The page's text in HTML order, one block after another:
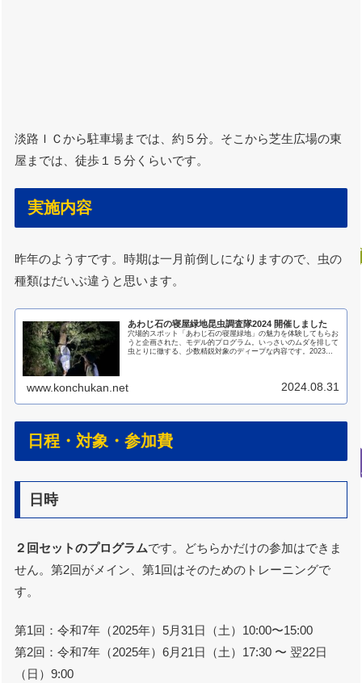
淡路ＩＣから駐車場までは、約５分。そこから芝生広場の東
屋までは、徒歩１５分くらいです。
実施内容
昨年のようすです。時期は一月前倒しになりますので、虫の
種類はだいぶ違うと思います。
あわじ石の寝屋緑地昆虫調査隊2024 開催しました
穴場的スポット「あわじ石の寝屋緑地」の魅力を体験してもらお
うと企画された、モデル的プログラム。いっさいのムダを排して
虫とりに徹する、少数精鋭対象のディープな内容です。2023年
www.konchukan.net 2024.08.31
日程・対象・参加費
日時
２回セットのプログラムです。どちらかだけの参加はできま
せん。第2回がメイン、第1回はそのためのトレーニングで
す。
第1回：令和7年（2025年）5月31日（土）10:00〜15:00
第2回：令和7年（2025年）6月21日（土）17:30 〜 翌22日
（日）9:00